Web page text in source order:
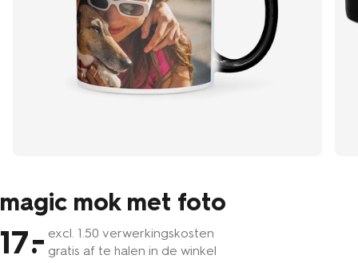
magic mok met foto
17 excl. 1.50 verwerkingskosten
gratis af te halen in de winkel